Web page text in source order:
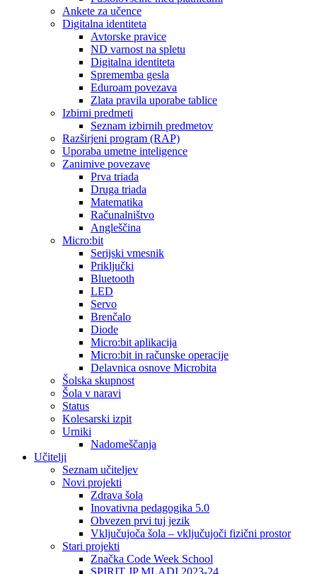
Ankete za učence
Digitalna identiteta
Avtorske pravice
ND varnost na spletu
Digitalna identiteta
Sprememba gesla
Eduroam povezava
Zlata pravila uporabe tablice
Izbirni predmeti
Seznam izbirnih predmetov
Razširjeni program (RAP)
Uporaba umetne inteligence
Zanimive povezave
Prva triada
Druga triada
Matematika
Računalništvo
Angleščina
Micro:bit
Serijski vmesnik
Priključki
Bluetooth
LED
Servo
Brenčalo
Diode
Micro:bit aplikacija
Micro:bit in računske operacije
Delavnica osnove Microbita
Šolska skupnost
Šola v naravi
Status
Kolesarski izpit
Urniki
Nadomeščanja
Učitelji
Seznam učiteljev
Novi projekti
Zdrava šola
Inovativna pedagogika 5.0
Obvezen prvi tuj jezik
Vključujoča šola – vključujoči fizični prostor
Stari projekti
Značka Code Week School
SPIRIT JP MLADI 2023-24